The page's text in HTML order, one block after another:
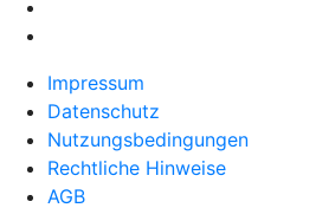
Impressum
Datenschutz
Nutzungsbedingungen
Rechtliche Hinweise
AGB